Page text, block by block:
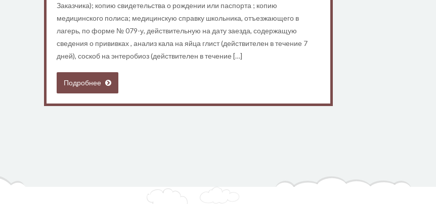
Заказчика); копию свидетельства о рождении или паспорта ; копию
медицинского полиса; медицинскую справку школьника, отъезжающего в
лагерь, по форме № 079-у, действительную на дату заезда, содержащую
сведения о прививках , анализ кала на яйца глист (действителен в течение 7
дней), соскоб на энтеробиоз (действителен в течение […]
Подробнее